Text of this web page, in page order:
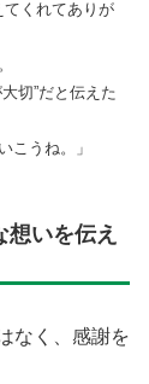
てくれてありが
切”だと伝えた
こうね。」
いを伝え
なく、感謝を